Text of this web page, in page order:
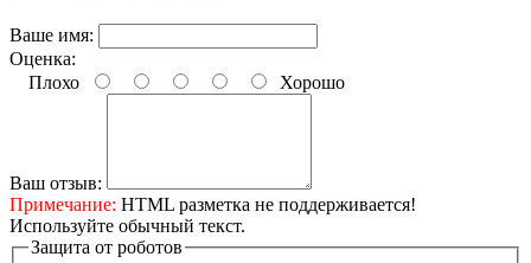
Ваше имя:
Оценка:
Плохо
Хорошо
Ваш отзыв:
Примечание: HTML разметка не поддерживается!
Используйте обычный текст.
Защита от роботов